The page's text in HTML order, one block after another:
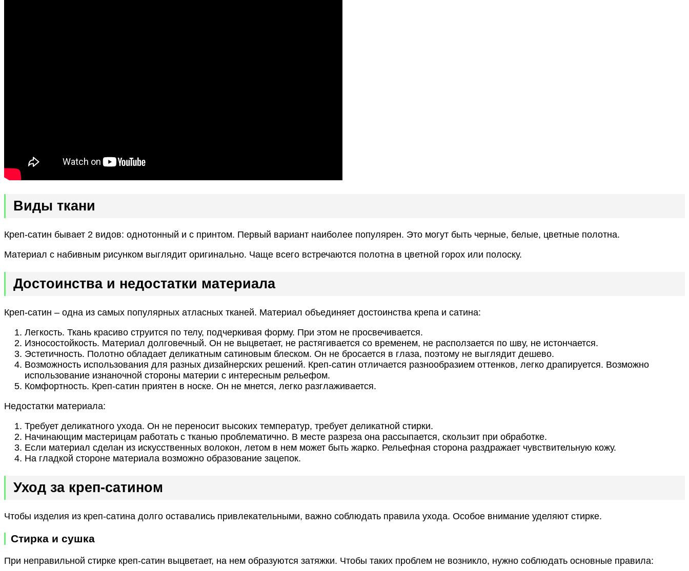
Виды ткани
Креп-сатин бывает 2 видов: однотонный и с принтом. Первый вариант наиболее популярен. Это могут быть черные, белые, цветные полотна.
Материал с набивным рисунком выглядит оригинально. Чаще всего встречаются полотна в цветной горох или полоску.
Достоинства и недостатки материала
Креп-сатин – одна из самых популярных атласных тканей. Материал объединяет достоинства крепа и сатина:
Легкость. Ткань красиво струится по телу, подчеркивая форму. При этом не просвечивается.
Износостойкость. Материал долговечный. Он не выцветает, не растягивается со временем, не расползается по шву, не истончается.
Эстетичность. Полотно обладает деликатным сатиновым блеском. Он не бросается в глаза, поэтому не выглядит дешево.
Возможность использования для разных дизайнерских решений. Креп-сатин отличается разнообразием оттенков, легко драпируется. Возможно
использование изнаночной стороны материи с интересным рельефом.
Комфортность. Креп-сатин приятен в носке. Он не мнется, легко разглаживается.
Недостатки материала:
Требует деликатного ухода. Он не переносит высоких температур, требует деликатной стирки.
Начинающим мастерицам работать с тканью проблематично. В месте разреза она рассыпается, скользит при обработке.
Если материал сделан из искусственных волокон, летом в нем может быть жарко. Рельефная сторона раздражает чувствительную кожу.
На гладкой стороне материала возможно образование зацепок.
Уход за креп-сатином
Чтобы изделия из креп-сатина долго оставались привлекательными, важно соблюдать правила ухода. Особое внимание уделяют стирке.
Стирка и сушка
При неправильной стирке креп-сатин выцветает, на нем образуются затяжки. Чтобы таких проблем не возникло, нужно соблюдать основные правила: